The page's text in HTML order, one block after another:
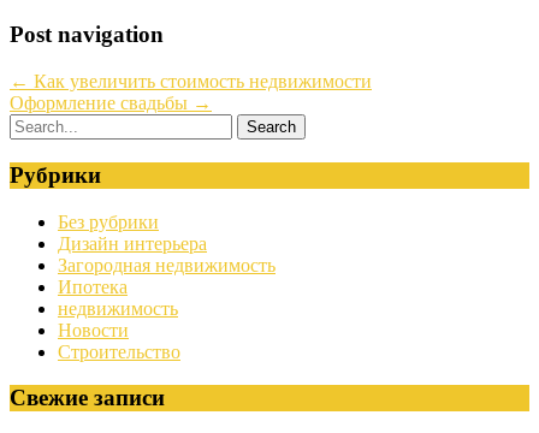
Post navigation
← Как увеличить стоимость недвижимости
Оформление свадьбы →
Рубрики
Без рубрики
Дизайн интерьера
Загородная недвижимость
Ипотека
недвижимость
Новости
Строительство
Свежие записи